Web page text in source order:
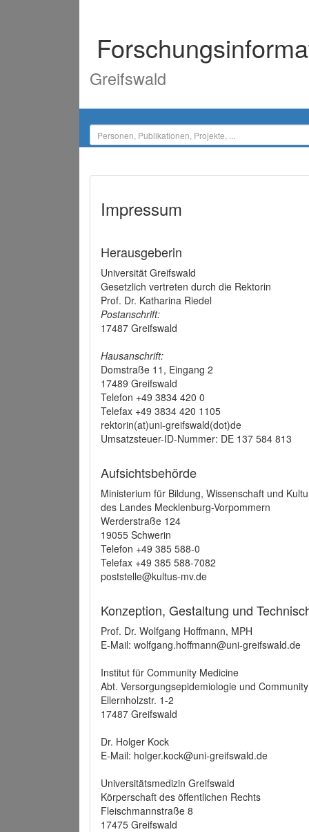
Greifswald
Impressum
Herausgeberin
Universität Greifswald
Gesetzlich vertreten durch die Rektorin
Prof. Dr. Katharina Riedel
Postanschrift:
17487 Greifswald
Hausanschrift:
Domstraße 11, Eingang 2
17489 Greifswald
Telefon +49 3834 420 0
Telefax +49 3834 420 1105
rektorin(at)uni-greifswald(dot)de
Umsatzsteuer-ID-Nummer: DE 137 584 813
Aufsichtsbehörde
Ministerium für Bildung, Wissenschaft und
des Landes Mecklenburg-Vorpommern
Werderstraße 124
19055 Schwerin
Telefon +49 385 588-0
Telefax +49 385 588-7082
poststelle@kultus-mv.de
Konzeption, Gestaltung und
Prof. Dr. Wolfgang Hoffmann, MPH
E-Mail: wolfgang.hoffmann@uni-greifswald.de
Institut für Community Medicine
Abt. Versorgungsepidemiologie und
Ellernholzstr. 1-2
17487 Greifswald
Dr. Holger Kock
E-Mail: holger.kock@uni-greifswald.de
Universitätsmedizin Greifswald
Körperschaft des öffentlichen Rechts
Fleischmannstraße 8
17475 Greifswald